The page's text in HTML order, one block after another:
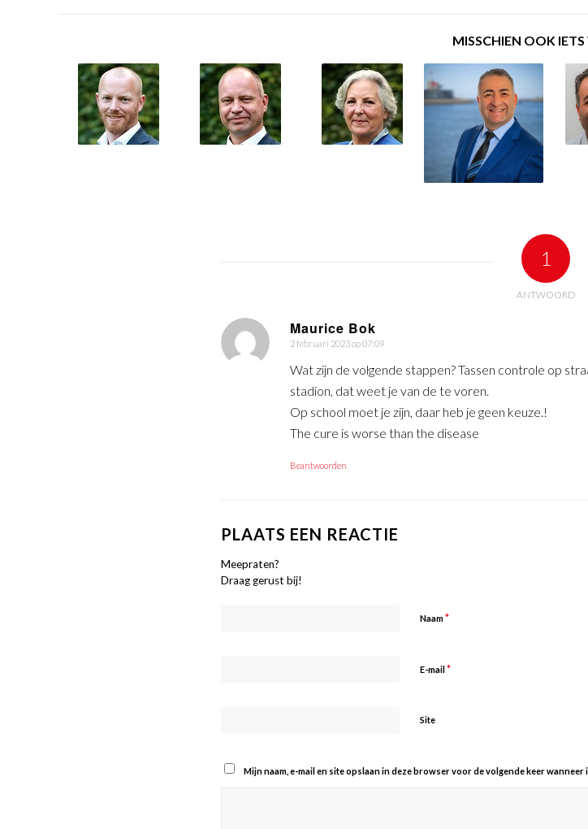
MISSCHIEN OOK
1
ANTWOORD
Maurice Bok
zegt:
2 februari 2023 op 07:09
Wat zijn de volgende stappen? Tassen controle op
stadion, dat weet je van de te voren.
Op school moet je zijn, daar heb je geen keuze.!
The cure is worse than the disease
Beantwoorden
PLAATS EEN REACTIE
Meepraten?
Draag gerust bij!
Naam*
E-mail *
Site
Mijn naam, e-mail en site opslaan in deze browser voor de volgende keer wanneer